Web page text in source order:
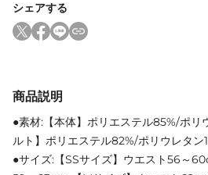
シェアする
商品説明
●素材:【本体】ポリエステル85%/ポリ
ルト】ポリエステル82%/ポリウレタン
●サイズ:【SSサイズ】ウエスト56～